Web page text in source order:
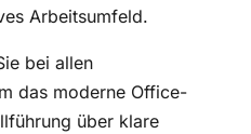
Arbeitsumfeld.
bei allen
das moderne Office-
über klare